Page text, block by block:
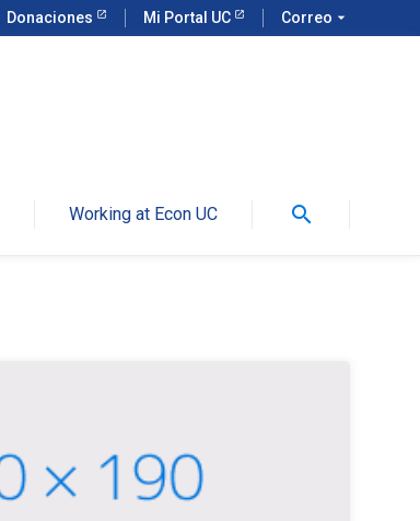
Donaciones Mi Portal UC Correo arrow_drop_down
Working at Econ UC search